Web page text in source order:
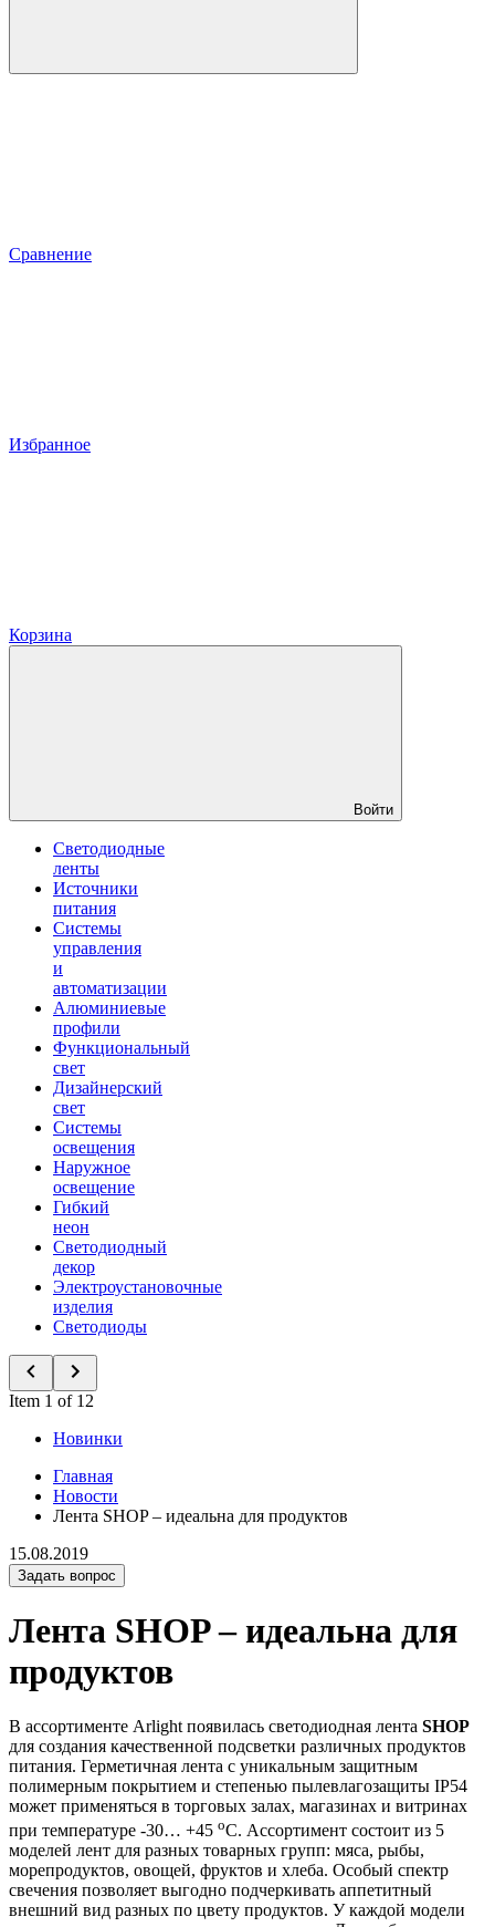
Сравнение
Избранное
Корзина
Войти
Светодиодные
ленты
Источники
питания
Системы
управления
и
автоматизации
Алюминиевые
профили
Функциональный
свет
Дизайнерский
свет
Системы
освещения
Наружное
освещение
Гибкий
неон
Светодиодный
декор
Электроустановочные
изделия
Светодиоды
Item 1 of 12
Новинки
Главная
Новости
Лента SHOP – идеальна для продуктов
15.08.2019
Задать вопрос
Лента SHOP – идеальна для
продуктов
В ассортименте Arlight появилась светодиодная лента SHOP
для создания качественной подсветки различных продуктов
питания. Герметичная лента с уникальным защитным
полимерным покрытием и степенью пылевлагозащиты IP54
может применяться в торговых залах, магазинах и витринах
при температуре -30… +45 oС. Ассортимент состоит из 5
моделей лент для разных товарных групп: мяса, рыбы,
морепродуктов, овощей, фруктов и хлеба. Особый спектр
свечения позволяет выгодно подчеркивать аппетитный
внешний вид разных по цвету продуктов. У каждой модели